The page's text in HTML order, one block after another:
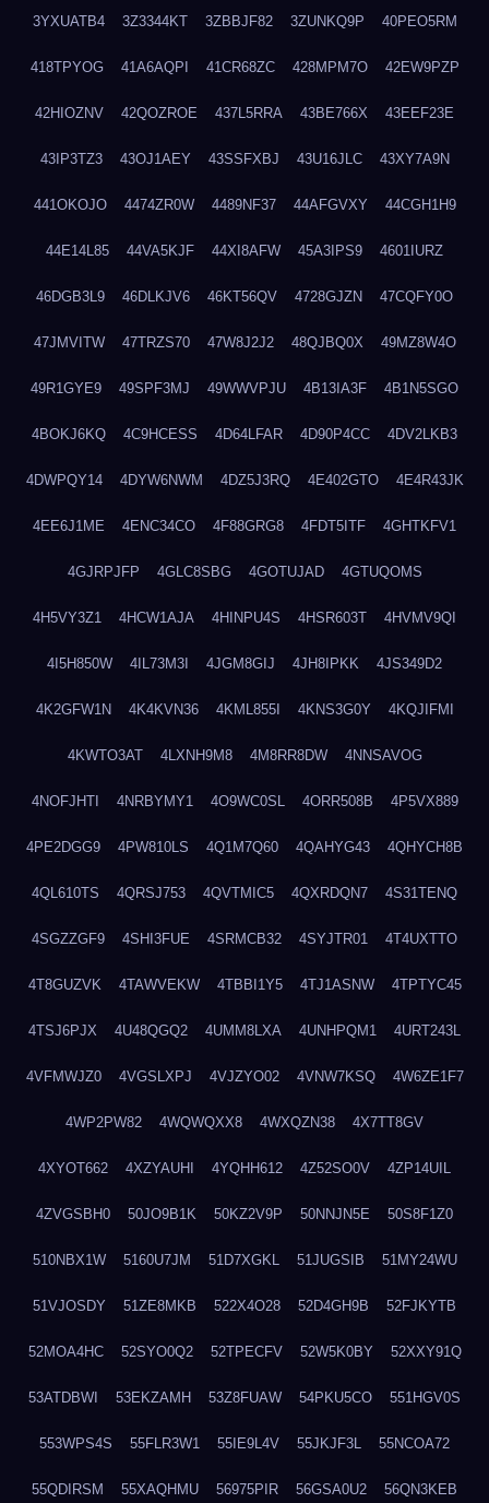
3YXUATB4 3Z3344KT 3ZBBJF82 3ZUNKQ9P 40PEO5RM
418TPYOG 41A6AQPI 41CR68ZC 428MPM7O 42EW9PZP
42HIOZNV 42QOZROE 437L5RRA 43BE766X 43EEF23E
43IP3TZ3 43OJ1AEY 43SSFXBJ 43U16JLC 43XY7A9N
441OKOJO 4474ZR0W 4489NF37 44AFGVXY 44CGH1H9
44E14L85 44VA5KJF 44XI8AFW 45A3IPS9 4601IURZ
46DGB3L9 46DLKJV6 46KT56QV 4728GJZN 47CQFY0O
47JMVITW 47TRZS70 47W8J2J2 48QJBQ0X 49MZ8W4O
49R1GYE9 49SPF3MJ 49WWVPJU 4B13IA3F 4B1N5SGO
4BOKJ6KQ 4C9HCESS 4D64LFAR 4D90P4CC 4DV2LKB3
4DWPQY14 4DYW6NWM 4DZ5J3RQ 4E402GTO 4E4R43JK
4EE6J1ME 4ENC34CO 4F88GRG8 4FDT5ITF 4GHTKFV1
4GJRPJFP 4GLC8SBG 4GOTUJAD 4GTUQOMS
4H5VY3Z1 4HCW1AJA 4HINPU4S 4HSR603T 4HVMV9QI
4I5H850W 4IL73M3I 4JGM8GIJ 4JH8IPKK 4JS349D2
4K2GFW1N 4K4KVN36 4KML855I 4KNS3G0Y 4KQJIFMI
4KWTO3AT 4LXNH9M8 4M8RR8DW 4NNSAVOG
4NOFJHTI 4NRBYMY1 4O9WC0SL 4ORR508B 4P5VX889
4PE2DGG9 4PW810LS 4Q1M7Q60 4QAHYG43 4QHYCH8B
4QL610TS 4QRSJ753 4QVTMIC5 4QXRDQN7 4S31TENQ
4SGZZGF9 4SHI3FUE 4SRMCB32 4SYJTR01 4T4UXTTO
4T8GUZVK 4TAWVEKW 4TBBI1Y5 4TJ1ASNW 4TPTYC45
4TSJ6PJX 4U48QGQ2 4UMM8LXA 4UNHPQM1 4URT243L
4VFMWJZ0 4VGSLXPJ 4VJZYO02 4VNW7KSQ 4W6ZE1F7
4WP2PW82 4WQWQXX8 4WXQZN38 4X7TT8GV
4XYOT662 4XZYAUHI 4YQHH612 4Z52SO0V 4ZP14UIL
4ZVGSBH0 50JO9B1K 50KZ2V9P 50NNJN5E 50S8F1Z0
510NBX1W 5160U7JM 51D7XGKL 51JUGSIB 51MY24WU
51VJOSDY 51ZE8MKB 522X4O28 52D4GH9B 52FJKYTB
52MOA4HC 52SYO0Q2 52TPECFV 52W5K0BY 52XXY91Q
53ATDBWI 53EKZAMH 53Z8FUAW 54PKU5CO 551HGV0S
553WPS4S 55FLR3W1 55IE9L4V 55JKJF3L 55NCOA72
55QDIRSM 55XAQHMU 56975PIR 56GSA0U2 56QN3KEB